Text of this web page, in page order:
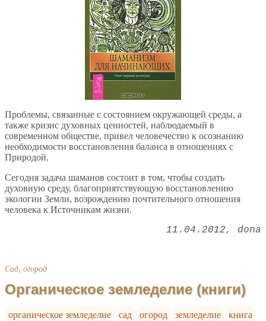
Проблемы, связанные с состоянием окружающей среды, а
также кризис духовных ценностей, наблюдаемый в
современном обществе, привел человечество к осознанию
необходимости восстановления баланса в отношениях с
Природой.
Сегодня задача шаманов состоит в том, чтобы создать
духовную среду, благоприятствующую восстановлению
экологии Земли, возрождению почтительного отношения
человека к Источникам жизни.
11.04.2012 dona
Сад, огород
Органическое земледелие (книги)
органическое земледелие сад огород земледелие книга